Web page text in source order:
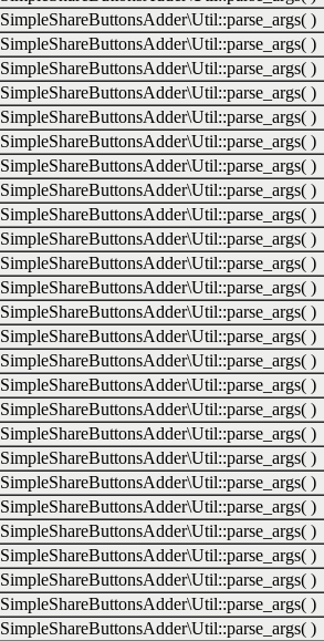
SimpleShareButtonsAdder\Util::parse_args( )
SimpleShareButtonsAdder\Util::parse_args( )
SimpleShareButtonsAdder\Util::parse_args( )
SimpleShareButtonsAdder\Util::parse_args( )
SimpleShareButtonsAdder\Util::parse_args( )
SimpleShareButtonsAdder\Util::parse_args( )
SimpleShareButtonsAdder\Util::parse_args( )
SimpleShareButtonsAdder\Util::parse_args( )
SimpleShareButtonsAdder\Util::parse_args( )
SimpleShareButtonsAdder\Util::parse_args( )
SimpleShareButtonsAdder\Util::parse_args( )
SimpleShareButtonsAdder\Util::parse_args( )
SimpleShareButtonsAdder\Util::parse_args( )
SimpleShareButtonsAdder\Util::parse_args( )
SimpleShareButtonsAdder\Util::parse_args( )
SimpleShareButtonsAdder\Util::parse_args( )
SimpleShareButtonsAdder\Util::parse_args( )
SimpleShareButtonsAdder\Util::parse_args( )
SimpleShareButtonsAdder\Util::parse_args( )
SimpleShareButtonsAdder\Util::parse_args( )
SimpleShareButtonsAdder\Util::parse_args( )
SimpleShareButtonsAdder\Util::parse_args( )
SimpleShareButtonsAdder\Util::parse_args( )
SimpleShareButtonsAdder\Util::parse_args( )
SimpleShareButtonsAdder\Util::parse_args( )
SimpleShareButtonsAdder\Util::parse_args( )